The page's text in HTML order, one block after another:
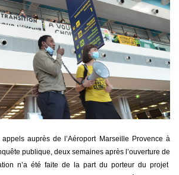
auprès de l’Aéroport Marseille Provence à
publique, deux semaines après l’ouverture de
n’a été faite de la part du porteur du projet